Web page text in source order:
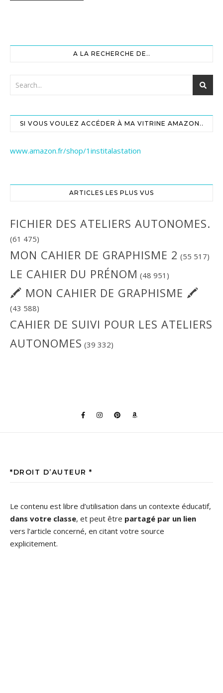
A LA RECHERCHE DE..
SI VOUS VOULEZ ACCÉDER À MA VITRINE AMAZON..
www.amazon.fr/shop/1institalastation
ARTICLES LES PLUS VUS
FICHIER DES ATELIERS AUTONOMES.
(61 475)
MON CAHIER DE GRAPHISME 2 (55 517)
LE CAHIER DU PRÉNOM (48 951)
🖍 MON CAHIER DE GRAPHISME 🖍
(43 588)
CAHIER DE SUIVI POUR LES ATELIERS
AUTONOMES (39 332)
*DROIT D’AUTEUR *
Le contenu est libre d’utilisation dans un contexte éducatif,
dans votre classe, et peut être partagé par un lien
vers l’article concerné, en citant votre source
explicitement.